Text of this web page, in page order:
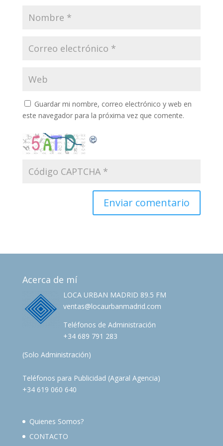
Guardar mi nombre, correo electrónico y web en
este navegador para la próxima vez que comente.
Acerca de mí
LOCA URBAN MADRID 89.5 FM
ventas@locaurbanmadrid.com
Teléfonos de Administración
+34 689 791 283
(Solo Administración)
Teléfonos para Publicidad (Agaral Agencia)
+34 619 060 640
Quienes Somos?
CONTACTO